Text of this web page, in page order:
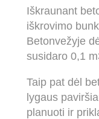
Iškraunant
iškrovimo
Betonvežyje
susidaro 0,1
Taip pat dėl
lygaus
planuoti ir